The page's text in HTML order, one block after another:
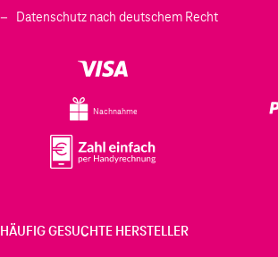
Datenschutz nach deutschem Recht
Nachnahme
HÄUFIG GESUCHTE HERSTELLER